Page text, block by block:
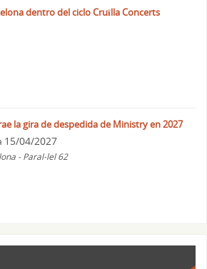
dentro del ciclo Cruïlla Concerts
la gira de despedida de Ministry en 2027
15/04/2027
- Paral-lel 62